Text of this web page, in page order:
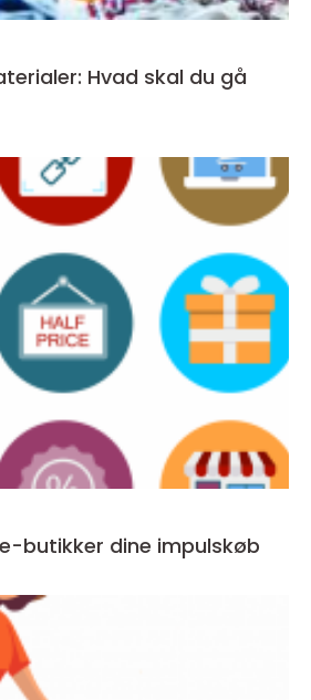
Hvad skal du gå
butikker dine impulskøb